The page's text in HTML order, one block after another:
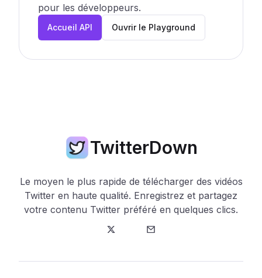
pour les développeurs.
Accueil API Ouvrir le Playground
TwitterDown
Le moyen le plus rapide de télécharger des vidéos
Twitter en haute qualité. Enregistrez et partagez
votre contenu Twitter préféré en quelques clics.
Twitter E-mail